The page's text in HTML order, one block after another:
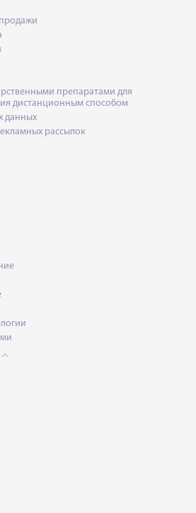
препаратами для
дистанционным способом
данных
рассылок